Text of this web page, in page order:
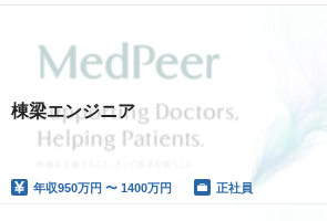
棟梁エンジニア
年収950万円 〜 1400万円 正社員